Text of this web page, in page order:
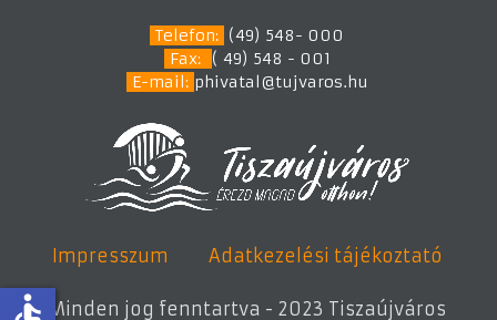
Telefon: (49) 548- 000
Fax: ( 49) 548 - 001
E-mail: phivatal@tujvaros.hu
Impresszum Adatkezelési tájékoztató
Minden jog fenntartva - 2023 Tiszaújváros